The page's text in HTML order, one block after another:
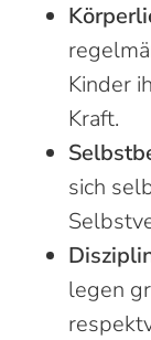
Kinder
Kraft.
sich
legen